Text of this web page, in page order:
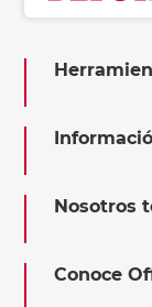
Nosotros
Conoce